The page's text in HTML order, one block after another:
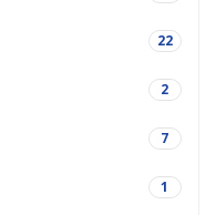
22
2
7
1